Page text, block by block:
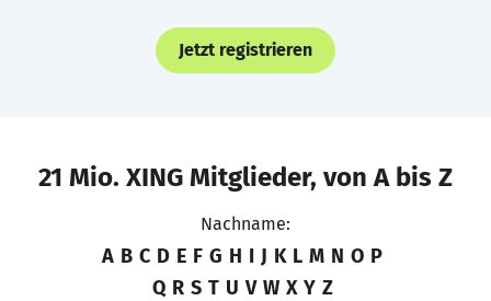
Jetzt registrieren
21 Mio. XING Mitglieder, von A bis Z
Nachname:
A B C D E F G H I J K L M N O P
Q R S T U V W X Y Z